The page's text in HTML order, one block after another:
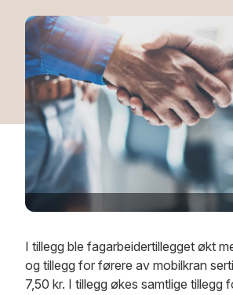
I tillegg ble fagarbeidertillegget økt
og tillegg for førere av mobilkran
7,50 kr. I tillegg økes samtlige tillegg